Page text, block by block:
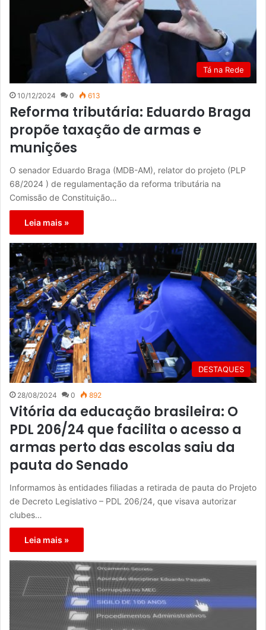
Tá na Rede
10/12/2024 0 613
Reforma tributária: Eduardo Braga
propõe taxação de armas e
munições
O senador Eduardo Braga (MDB-AM), relator do projeto (PLP
68/2024 ) de regulamentação da reforma tributária na
Comissão de Constituição…
Leia mais »
DESTAQUES
28/08/2024 0 892
Vitória da educação brasileira: O
PDL 206/24 que facilita o acesso a
armas perto das escolas saiu da
pauta do Senado
Informamos às entidades filiadas a retirada de pauta do Projeto
de Decreto Legislativo – PDL 206/24, que visava autorizar
clubes…
Leia mais »